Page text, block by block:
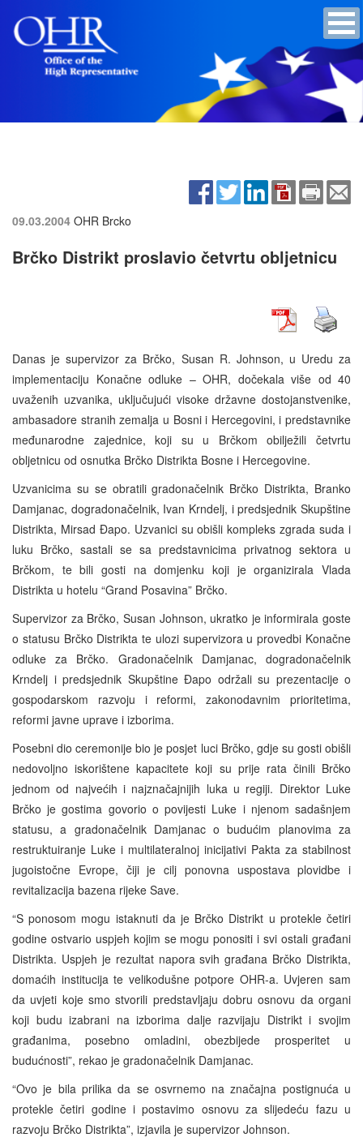
09.03.2004 OHR Brcko
Brčko Distrikt proslavio četvrtu obljetnicu
Danas je supervizor za Brčko, Susan R. Johnson, u Uredu za
implementaciju Konačne odluke – OHR, dočekala više od 40
uvaženih uzvanika, uključujući visoke državne dostojanstvenike,
ambasadore stranih zemalja u Bosni i Hercegovini, i predstavnike
međunarodne zajednice, koji su u Brčkom obilježili četvrtu
obljetnicu od osnutka Brčko Distrikta Bosne i Hercegovine.
Uzvanicima su se obratili gradonačelnik Brčko Distrikta, Branko
Damjanac, dogradonačelnik, Ivan Krndelj, i predsjednik Skupštine
Distrikta, Mirsad Đapo. Uzvanici su obišli kompleks zgrada suda i
luku Brčko, sastali se sa predstavnicima privatnog sektora u
Brčkom, te bili gosti na domjenku koji je organizirala Vlada
Distrikta u hotelu “Grand Posavina” Brčko.
Supervizor za Brčko, Susan Johnson, ukratko je informirala goste
o statusu Brčko Distrikta te ulozi supervizora u provedbi Konačne
odluke za Brčko. Gradonačelnik Damjanac, dogradonačelnik
Krndelj i predsjednik Skupštine Đapo održali su prezentacije o
gospodarskom razvoju i reformi, zakonodavnim prioritetima,
reformi javne uprave i izborima.
Posebni dio ceremonije bio je posjet luci Brčko, gdje su gosti obišli
nedovoljno iskorištene kapacitete koji su prije rata činili Brčko
jednom od najvećih i najznačajnijih luka u regiji. Direktor Luke
Brčko je gostima govorio o povijesti Luke i njenom sadašnjem
statusu, a gradonačelnik Damjanac o budućim planovima za
restruktuiranje Luke i multilateralnoj inicijativi Pakta za stabilnost
jugoistočne Evrope, čiji je cilj ponovna uspostava plovidbe i
revitalizacija bazena rijeke Save.
“S ponosom mogu istaknuti da je Brčko Distrikt u protekle četiri
godine ostvario uspjeh kojim se mogu ponositi i svi ostali građani
Distrikta. Uspjeh je rezultat napora svih građana Brčko Distrikta,
domaćih institucija te velikodušne potpore OHR-a. Uvjeren sam
da uvjeti koje smo stvorili predstavljaju dobru osnovu da organi
koji budu izabrani na izborima dalje razvijaju Distrikt i svojim
građanima, posebno omladini, obezbijede prosperitet u
budućnosti”, rekao je gradonačelnik Damjanac.
“Ovo je bila prilika da se osvrnemo na značajna postignuća u
protekle četiri godine i postavimo osnovu za slijedeću fazu u
razvoju Brčko Distrikta”, izjavila je supervizor Johnson.